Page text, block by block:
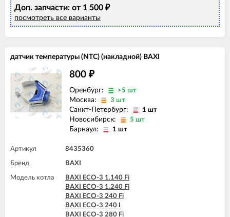
BAXI LUNA-3 COMFORT 310 Fi (CSZ)
Доп. запчасти: от 1 500 ₽
посмотреть все варианты
датчик температуры (NTC) (накладной) BAXI
800 ₽
Оренбург: >5 шт
Москва: 3 шт
Санкт-Петербург: 1 шт
Новосибирск: 5 шт
Барнаул: 1 шт
Артикул 8435360
Бренд BAXI
Модель котла
BAXI ECO-3 1.140 Fi
BAXI ECO-3 1.240 Fi
BAXI ECO-3 240 Fi
BAXI ECO-3 240 I
BAXI ECO-3 280 Fi